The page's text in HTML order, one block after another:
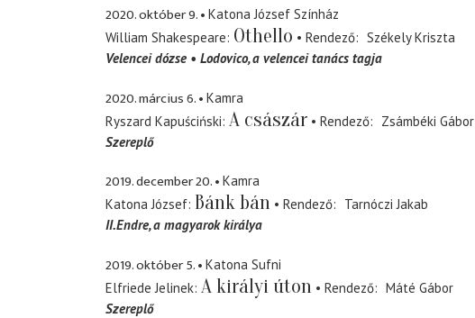
2020. október 9.
Katona József Színház
William Shakespeare Othello Rendező
Székely Kriszta
Velencei dózse
Lodovico a velencei tanács tagja
2020. március 6.
Kamra
Ryszard Kapuściński A császár Rendező
Zsámbéki Gábor
Szereplő
2019. december 20.
Kamra
Katona József Bánk bán Rendező
Tarnóczi Jakab
II.Endre a magyarok királya
2019. október 5.
Katona Sufni
Elfriede Jelinek A királyi úton Rendező
Máté Gábor
Szereplő